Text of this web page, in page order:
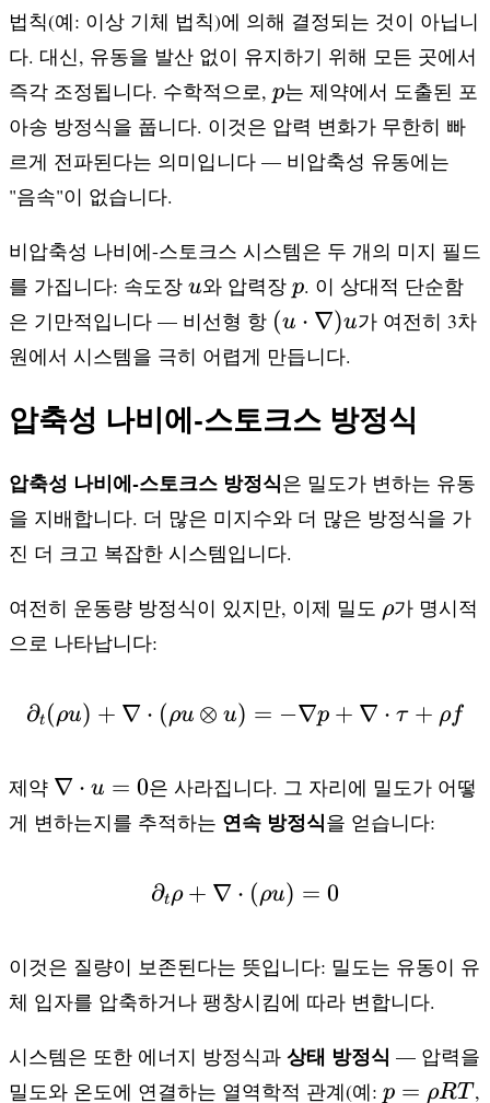
법칙(예: 이상 기체 법칙)에 의해 결정되는 것이 아닙니
다. 대신, 유동을 발산 없이 유지하기 위해 모든 곳에서
즉각 조정됩니다. 수학적으로, p
p는 제약에서 도출된 포
아송 방정식을 풉니다. 이것은 압력 변화가 무한히 빠
르게 전파된다는 의미입니다 — 비압축성 유동에는
"음속"이 없습니다.
비압축성 나비에-스토크스 시스템은 두 개의 미지 필드
를 가집니다: 속도장 u
u와 압력장 p
p. 이 상대적 단순함
은 기만적입니다 — 비선형 항 (u \cdot
\nabla)u
(u ⋅ ∇)u가 여전히 3차
원에서 시스템을 극히 어렵게 만듭니다.
압축성 나비에-스토크스 방정식
압축성 나비에-스토크스 방정식은 밀도가 변하는 유동
을 지배합니다. 더 많은 미지수와 더 많은 방정식을 가
진 더 크고 복잡한 시스템입니다.
여전히 운동량 방정식이 있지만, 이제 밀도 \rho
ρ가 명시적
으로 나타납니다:
\partial_t (\rho u) +
∂t (ρu) + ∇ ⋅ (ρu ⊗ u) = −∇p + ∇ ⋅ τ + ρf
제약 \nabla
\cdot
u = 0
∇ ⋅ u = 0은 사라집니다. 그 자리에 밀도가 어떻
게 변하는지를 추적하는 연속 방정식을 얻습니다:
\partial_t \rho +
∂tρ + ∇ ⋅ (ρu) = 0
이것은 질량이 보존된다는 뜻입니다: 밀도는 유동이 유
체 입자를 압축하거나 팽창시킴에 따라 변합니다.
시스템은 또한 에너지 방정식과 상태 방정식 — 압력을
밀도와 온도에 연결하는 열역학적 관계(예: p =
p = ρRT,